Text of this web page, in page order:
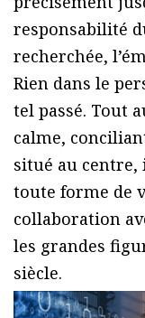
responsabilité
recherchée,
Rien dans le
tel passé. Tout
calme,
situé au
toute forme de
collaboration
les grandes
siècle.